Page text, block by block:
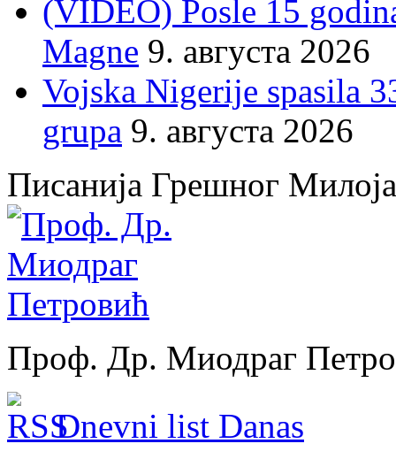
(VIDEO) Posle 15
Magne 9. августа 2026
Vojska Nigerije spasila
grupa 9. августа 2026
Писанија Грешног Милоја
Проф. Др. Миодраг
Dnevni list Danas